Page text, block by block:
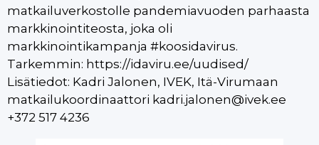
matkailuverkostolle pandemiavuoden parhaasta
markkinointiteosta, joka oli
markkinointikampanja #koosidavirus.
Tarkemmin: https://idaviru.ee/uudised/
Lisätiedot: Kadri Jalonen, IVEK, Itä-Virumaan
matkailukoordinaattori kadri.jalonen@ivek.ee
+372 517 4236